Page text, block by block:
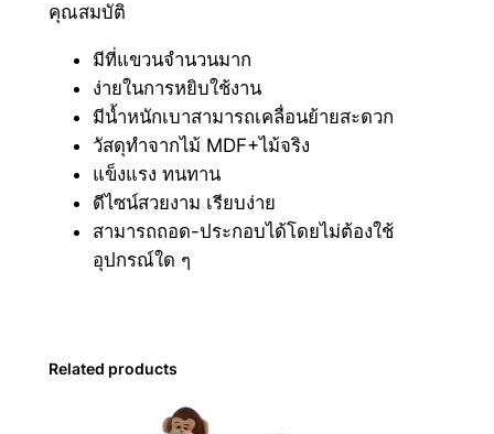
tคุณสมบัติ
มีที่แขวนจำนวนมาก
ง่ายในการหยิบใช้งาน
มีน้ำหนักเบาสามารถเคลื่อนย้ายสะดวก
วัสดุทำจากไม้ MDF+ไม้จริง
แข็งแรง ทนทาน
ดีไซน์สวยงาม เรียบง่าย
สามารถถอด-ประกอบได้โดยไม่ต้องใช้
อุปกรณ์ใด ๆ
Related products